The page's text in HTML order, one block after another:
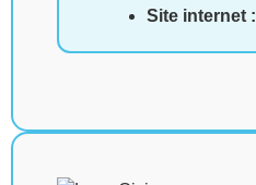
Site internet :